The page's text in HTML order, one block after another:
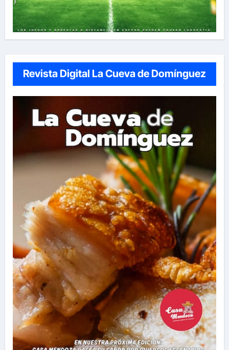
Revista Digital La Cueva de Domínguez